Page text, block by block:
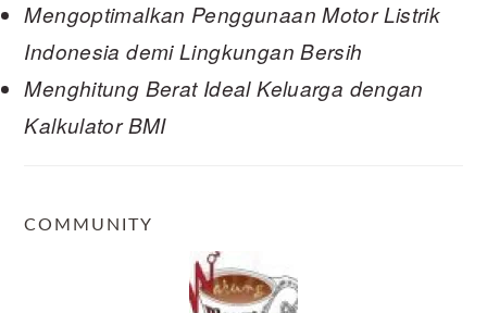
Mengoptimalkan Penggunaan Motor Listrik
Indonesia demi Lingkungan Bersih
Menghitung Berat Ideal Keluarga dengan
Kalkulator BMI
COMMUNITY